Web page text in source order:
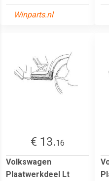
Winparts.nl
€ 13.16
Volkswagen
Plaatwerkdeel Lt